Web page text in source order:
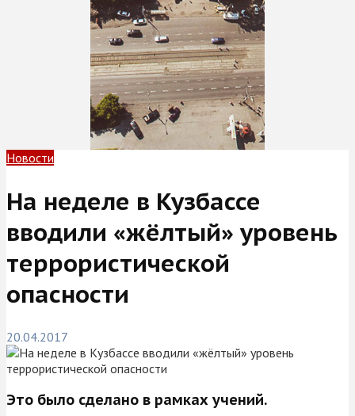
Новости
На неделе в Кузбассе
вводили «жёлтый» уровень
террористической
опасности
20.04.2017
Это было сделано в рамках учений.